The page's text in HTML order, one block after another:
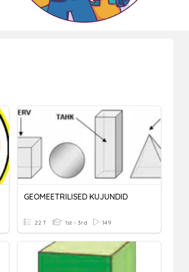
GEOMEETRILISED KUJUNDID
22 T 1st - 3rd 149